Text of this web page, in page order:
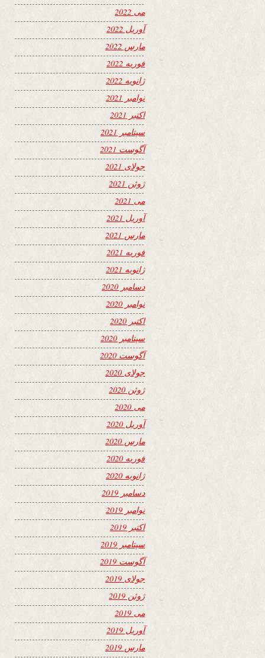
می 2022
آوریل 2022
مارس 2022
فوریه 2022
ژانویه 2022
نوامبر 2021
اکتبر 2021
سپتامبر 2021
آگوست 2021
جولای 2021
ژوئن 2021
می 2021
آوریل 2021
مارس 2021
فوریه 2021
ژانویه 2021
دسامبر 2020
نوامبر 2020
اکتبر 2020
سپتامبر 2020
آگوست 2020
جولای 2020
ژوئن 2020
می 2020
آوریل 2020
مارس 2020
فوریه 2020
ژانویه 2020
دسامبر 2019
نوامبر 2019
اکتبر 2019
سپتامبر 2019
آگوست 2019
جولای 2019
ژوئن 2019
می 2019
آوریل 2019
مارس 2019